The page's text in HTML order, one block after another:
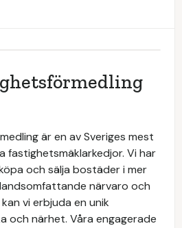
är en av Sveriges mest
fastighetsmäklarkedjor. Vi har
och sälja bostäder i mer
närvaro och
vi erbjuda en unik
och närhet. Våra engagerade